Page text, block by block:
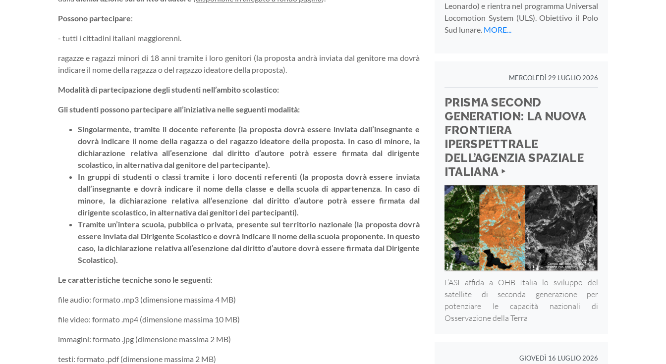
Possono partecipare:
- tutti i cittadini italiani maggiorenni.
ragazze e ragazzi minori di 18 anni tramite i loro genitori (la proposta andrà inviata dal genitore ma dovrà
indicare il nome della ragazza o del ragazzo ideatore della proposta).
Modalità di partecipazione degli studenti nell’ambito scolastico:
Gli studenti possono partecipare all’iniziativa nelle seguenti modalità:
Singolarmente, tramite il docente referente (la proposta dovrà essere inviata dall’insegnante e
dovrà indicare il nome della ragazza o del ragazzo ideatore della proposta. In caso di minore, la
dichiarazione relativa all’esenzione dal diritto d’autore potrà essere firmata dal dirigente
scolastico, in alternativa dal genitore del partecipante).
In gruppi di studenti o classi tramite i loro docenti referenti (la proposta dovrà essere inviata
dall’insegnante e dovrà indicare il nome della classe e della scuola di appartenenza. In caso di
minore, la dichiarazione relativa all’esenzione dal diritto d’autore potrà essere firmata dal
dirigente scolastico, in alternativa dai genitori dei partecipanti).
Tramite un’intera scuola, pubblica o privata, presente sul territorio nazionale (la proposta dovrà
essere inviata dal Dirigente Scolastico e dovrà indicare il nome della scuola proponente. In questo
caso, la dichiarazione relativa all’esenzione dal diritto d’autore dovrà essere firmata dal Dirigente
Scolastico).
Le caratteristiche tecniche sono le seguenti:
file audio: formato .mp3 (dimensione massima 4 MB)
file video: formato .mp4 (dimensione massima 10 MB)
immagini: formato .jpg (dimensione massima 2 MB)
testi: formato .pdf (dimensione massima 2 MB)
Leonardo) e rientra nel programma Universal
Locomotion System (ULS). Obiettivo il Polo
Sud lunare. MORE...
MERCOLEDÌ 29 LUGLIO 2026
PRISMA SECOND
GENERATION: LA NUOVA
FRONTIERA
IPERSPETTRALE
DELL’AGENZIA SPAZIALE
ITALIANA ‣
L’ASI affida a OHB Italia lo sviluppo del
satellite di seconda generazione per
potenziare le capacità nazionali di
Osservazione della Terra
GIOVEDÌ 16 LUGLIO 2026